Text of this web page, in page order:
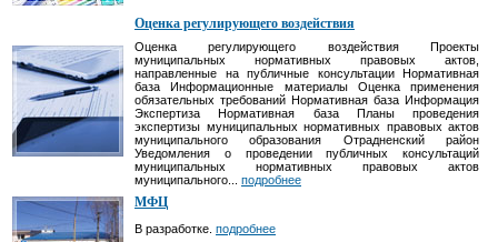
Оценка регулирующего воздействия
Оценка регулирующего воздействия Проекты
муниципальных нормативных правовых актов,
направленные на публичные консультации Нормативная
база Информационные материалы Оценка применения
обязательных требований Нормативная база Информация
Экспертиза Нормативная база Планы проведения
экспертизы муниципальных нормативных правовых актов
муниципального образования Отрадненский район
Уведомления о проведении публичных консультаций
муниципальных нормативных правовых актов
муниципального... подробнее
МФЦ
В разработке. подробнее